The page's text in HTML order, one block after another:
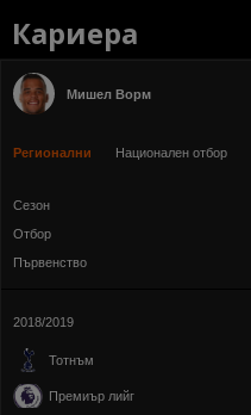
Кариера
Мишел Ворм
Регионални Национален отбор
Сезон
Отбор
Първенство
2018/2019
Тотнъм
Премиър лийг